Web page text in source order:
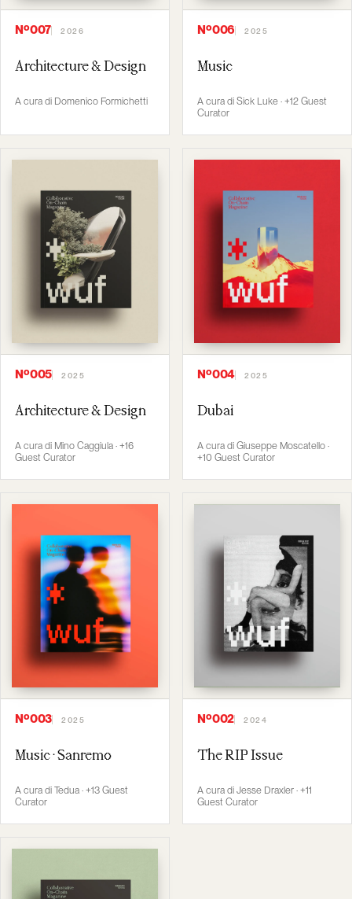
Nº007 2026
Architecture & Design
A cura di Domenico Formichetti
Nº006 2025
Music
A cura di Sick Luke · +12 Guest
Curator
Nº005 2025
Architecture & Design
A cura di Mino Caggiula · +16
Guest Curator
Nº004 2025
Dubai
A cura di Giuseppe Moscatello ·
+10 Guest Curator
Nº003 2025
Music · Sanremo
A cura di Tedua · +13 Guest
Curator
Nº002 2024
The RIP Issue
A cura di Jesse Draxler · +11
Guest Curator